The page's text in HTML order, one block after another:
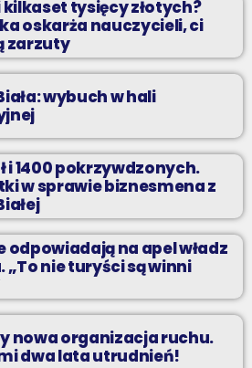
kilkaset tysięcy złotych?
oskarża nauczycieli, ci
zarzuty
wybuch w hali
i 1400 pokrzywdzonych.
w sprawie biznesmena z
odpowiadają na apel władz
„To nie turyści są winni
nowa organizacja ruchu.
dwa lata utrudnień!